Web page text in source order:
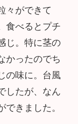
々ができて
食べるとプチ
じ。特に茎の
かったのでち
の味に。台風
したが、なん
きました。